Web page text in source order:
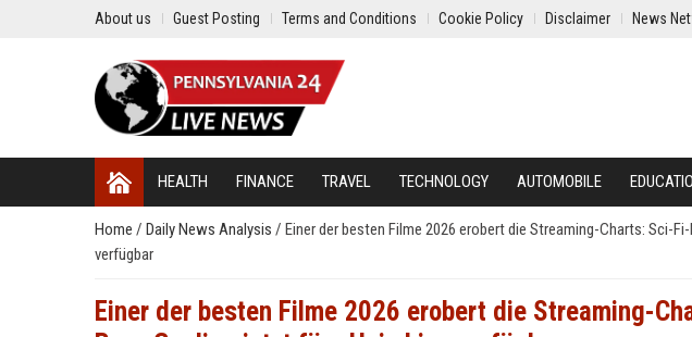
About us Guest Posting Terms and Conditions Cookie Policy Disclaimer News
HEALTH FINANCE TRAVEL TECHNOLOGY AUTOMOBILE
Home / Daily News Analysis / Einer der besten Filme 2026 erobert die Streaming-Charts: Sci-
verfügbar
Einer der besten Filme 2026 erobert die Streaming-